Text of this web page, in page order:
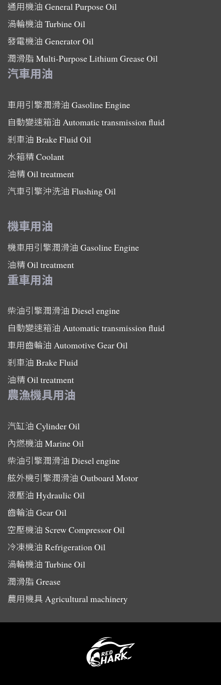
通用機油 General Purpose Oil
渦輪機油 Turbine Oil
發電機油 Generator Oil
潤滑脂 Multi-Purpose Lithium Grease Oil
汽車用油
車用引擎潤滑油 Gasoline Engine
自動變速箱油 Automatic transmission fluid
剎車油 Brake Fluid Oil
水箱精Coolant
油精Oil treatment
汽車引擎沖洗油 Flushing Oil
機車用油
機車用引擎潤滑油 Gasoline Engine
油精Oil treatment
重車用油
柴油引擎潤滑油 Diesel engine
自動變速箱油 Automatic transmission fluid
車用齒輪油 Automotive Gear Oil
剎車油 Brake Fluid
油精Oil treatment
農漁機具用油
汽缸油 Cylinder Oil
內燃機油 Marine Oil
柴油引擎潤滑油 Diesel engine
舷外機引擎潤滑油 Outboard Motor
液壓油 Hydraulic Oil
齒輪油 Gear Oil
空壓機油 Screw Compressor Oil
冷凍機油 Refrigeration Oil
渦輪機油 Turbine Oil
潤滑脂 Grease
農用機具 Agricultural machinery